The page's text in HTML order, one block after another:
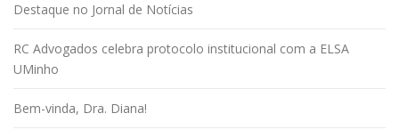
Destaque no Jornal de Notícias
RC Advogados celebra protocolo institucional com a ELSA
UMinho
Bem-vinda, Dra. Diana!